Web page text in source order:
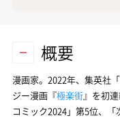
概要
漫画家。2022年、集英社
ジー漫画『極楽街』を初
コミック2024」第5位、